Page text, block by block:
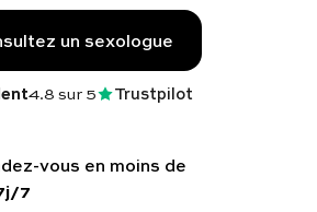
un sexologue
4.8sur 5 Trustpilot
7